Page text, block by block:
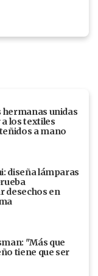
hermanas unidas
los textiles
a mano
diseña lámparas
desechos en
"Más que
tiene que ser